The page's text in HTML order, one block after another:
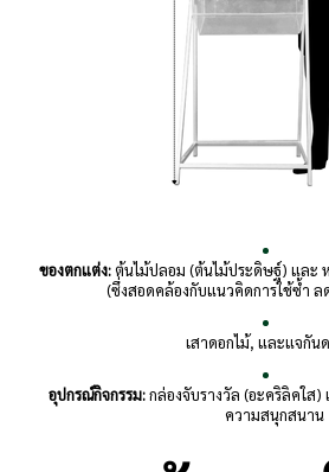
ของตกแต่ง:ต้นไม้ปลอม (ต้นไม้ประดิษฐ์) และ
(ซึ่งสอดคล้องกับแนวคิดการใช้ซ้ำ ล
เสาดอกไม้, และแจกัน
อุปกรณ์กิจกรรม:กล่องจับรางวัล (อะคริลิคใส)
ความสนุกสนาน